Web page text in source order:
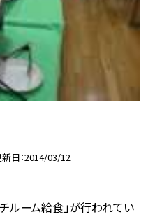
日 2014/03/12
チルーム給食」が行われてい